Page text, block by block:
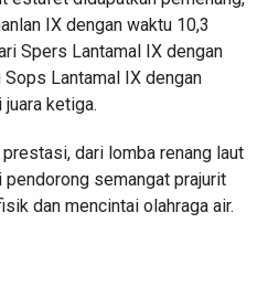
IX dengan waktu 10,3
Spers Lantamal IX dengan
Lantamal IX dengan
ketiga.
dari lomba renang laut
semangat prajurit
dan mencintai olahraga air.